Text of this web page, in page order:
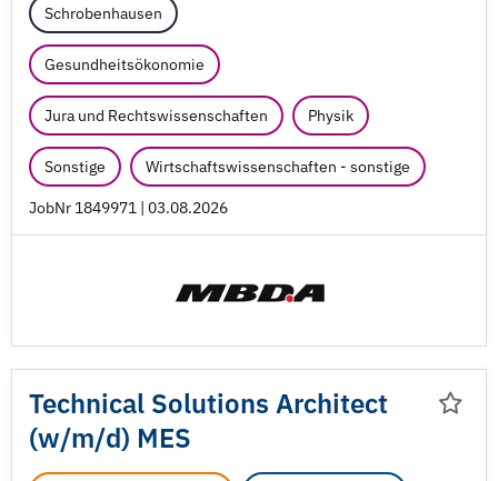
Schrobenhausen
Gesundheitsökonomie
Jura und Rechtswissenschaften Physik
Sonstige Wirtschaftswissenschaften - sonstige
JobNr 1849971 | 03.08.2026
Technical Solutions Architect
(w/m/d) MES